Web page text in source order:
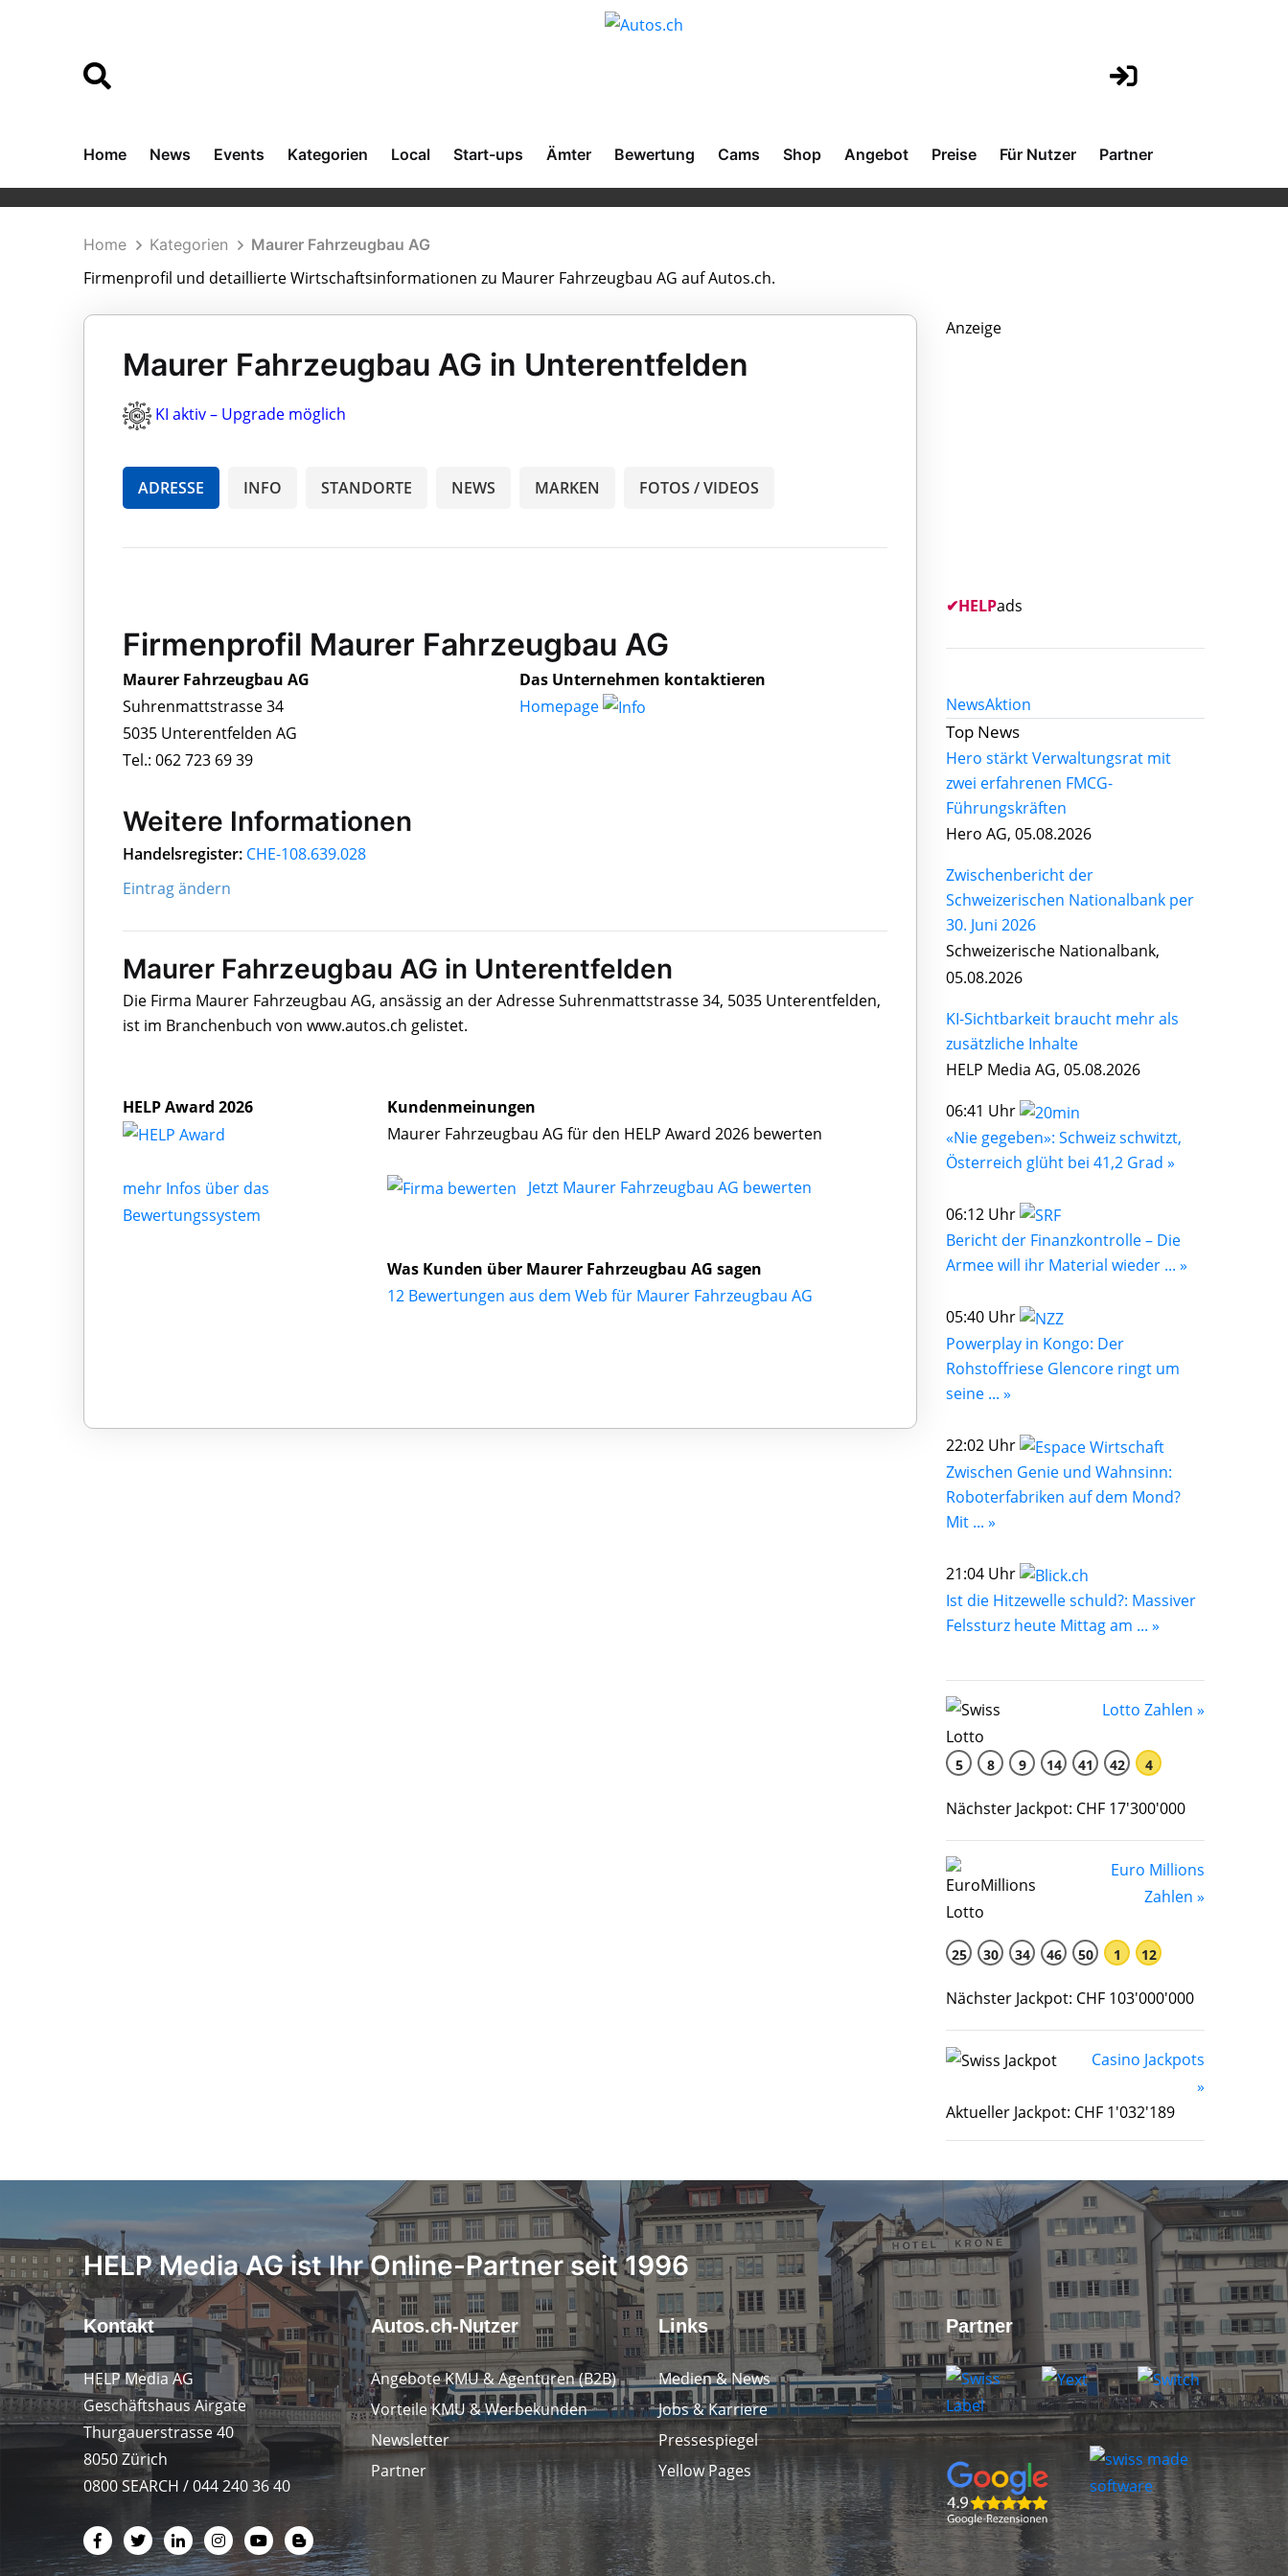
Home News Events Kategorien Local Start-ups Ämter Bewertung Cams Shop Angebot Preise Für Nutzer Partner
Home Kategorien Maurer Fahrzeugbau AG
Firmenprofil und detaillierte Wirtschaftsinformationen zu Maurer Fahrzeugbau AG auf Autos.ch.
Maurer Fahrzeugbau AG in Unterentfelden
KI aktiv – Upgrade möglich
ADRESSE INFO STANDORTE NEWS MARKEN FOTOS / VIDEOS
Firmenprofil Maurer Fahrzeugbau AG
Maurer Fahrzeugbau AG
Suhrenmattstrasse 34
5035 Unterentfelden AG
Tel.: 062 723 69 39
Das Unternehmen kontaktieren
Homepage
Weitere Informationen
Handelsregister: CHE-108.639.028
Eintrag ändern
Maurer Fahrzeugbau AG in Unterentfelden
Die Firma Maurer Fahrzeugbau AG, ansässig an der Adresse Suhrenmattstrasse 34, 5035 Unterentfelden,
ist im Branchenbuch von www.autos.ch gelistet.
HELP Award 2026
mehr Infos über das
Bewertungssystem
Kundenmeinungen
Maurer Fahrzeugbau AG für den HELP Award 2026 bewerten
Jetzt Maurer Fahrzeugbau AG bewerten
Was Kunden über Maurer Fahrzeugbau AG sagen
12 Bewertungen aus dem Web für Maurer Fahrzeugbau AG
Anzeige
✔HELPads
NewsAktion
Top News
Hero stärkt Verwaltungsrat mit
zwei erfahrenen FMCG-
Führungskräften
Hero AG, 05.08.2026
Zwischenbericht der
Schweizerischen Nationalbank per
30. Juni 2026
Schweizerische Nationalbank,
05.08.2026
KI-Sichtbarkeit braucht mehr als
zusätzliche Inhalte
HELP Media AG, 05.08.2026
06:41 Uhr
«Nie gegeben»: Schweiz schwitzt,
Österreich glüht bei 41,2 Grad »
06:12 Uhr
Bericht der Finanzkontrolle – Die
Armee will ihr Material wieder ... »
05:40 Uhr
Powerplay in Kongo: Der
Rohstoffriese Glencore ringt um
seine ... »
22:02 Uhr
Zwischen Genie und Wahnsinn:
Roboterfabriken auf dem Mond?
Mit ... »
21:04 Uhr
Ist die Hitzewelle schuld?: Massiver
Felssturz heute Mittag am ... »
Lotto Zahlen »
5 8 9 14 41 42 4
Nächster Jackpot: CHF 17'300'000
Euro Millions
Zahlen »
25 30 34 46 50 1 12
Nächster Jackpot: CHF 103'000'000
Casino Jackpots
»
Aktueller Jackpot: CHF 1'032'189
HELP Media AG ist Ihr Online-Partner seit 1996
Kontakt
HELP Media AG
Geschäftshaus Airgate
Thurgauerstrasse 40
8050 Zürich
0800 SEARCH / 044 240 36 40
Autos.ch-Nutzer
Angebote KMU & Agenturen (B2B)
Vorteile KMU & Werbekunden
Newsletter
Partner
Links
Medien & News
Jobs & Karriere
Pressespiegel
Yellow Pages
Partner